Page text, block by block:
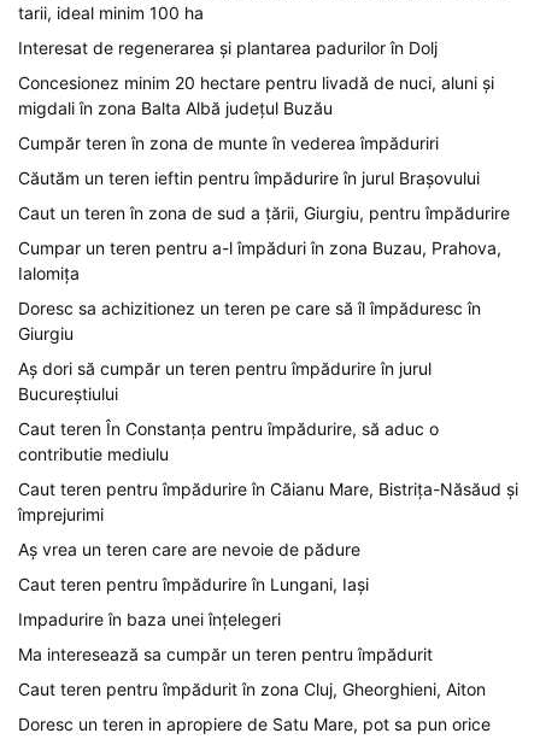
tarii, ideal minim 100 ha
Interesat de regenerarea și plantarea padurilor în Dolj
Concesionez minim 20 hectare pentru livadă de nuci, aluni și
migdali în zona Balta Albă județul Buzău
Cumpăr teren în zona de munte în vederea împăduriri
Căutăm un teren ieftin pentru împădurire în jurul Brașovului
Caut un teren în zona de sud a țării, Giurgiu, pentru împădurire
Cumpar un teren pentru a-l împăduri în zona Buzau, Prahova,
Ialomița
Doresc sa achizitionez un teren pe care să îl împăduresc în
Giurgiu
Aș dori să cumpăr un teren pentru împădurire în jurul
Bucureștiului
Caut teren În Constanța pentru împădurire, să aduc o
contributie mediulu
Caut teren pentru împădurire în Căianu Mare, Bistrița-Năsăud și
împrejurimi
Aș vrea un teren care are nevoie de pădure
Caut teren pentru împădurire în Lungani, Iași
Impadurire în baza unei înțelegeri
Ma interesează sa cumpăr un teren pentru împădurit
Caut teren pentru împădurit în zona Cluj, Gheorghieni, Aiton
Doresc un teren in apropiere de Satu Mare, pot sa pun orice